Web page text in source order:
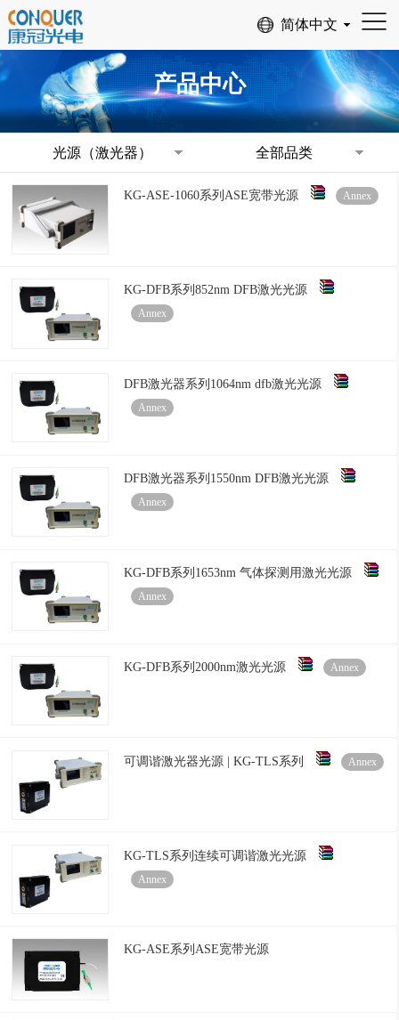
产品中心
光源（激光器） 全部品类
KG-ASE-1060系列ASE宽带光源 Annex
KG-DFB系列852nm DFB激光光源
Annex
DFB激光器系列1064nm dfb激光光源
Annex
DFB激光器系列1550nm DFB激光光源
Annex
KG-DFB系列1653nm 气体探测用激光光源
Annex
KG-DFB系列2000nm激光光源 Annex
可调谐激光器光源 | KG-TLS系列 Annex
KG-TLS系列连续可调谐激光光源
Annex
KG-ASE系列ASE宽带光源